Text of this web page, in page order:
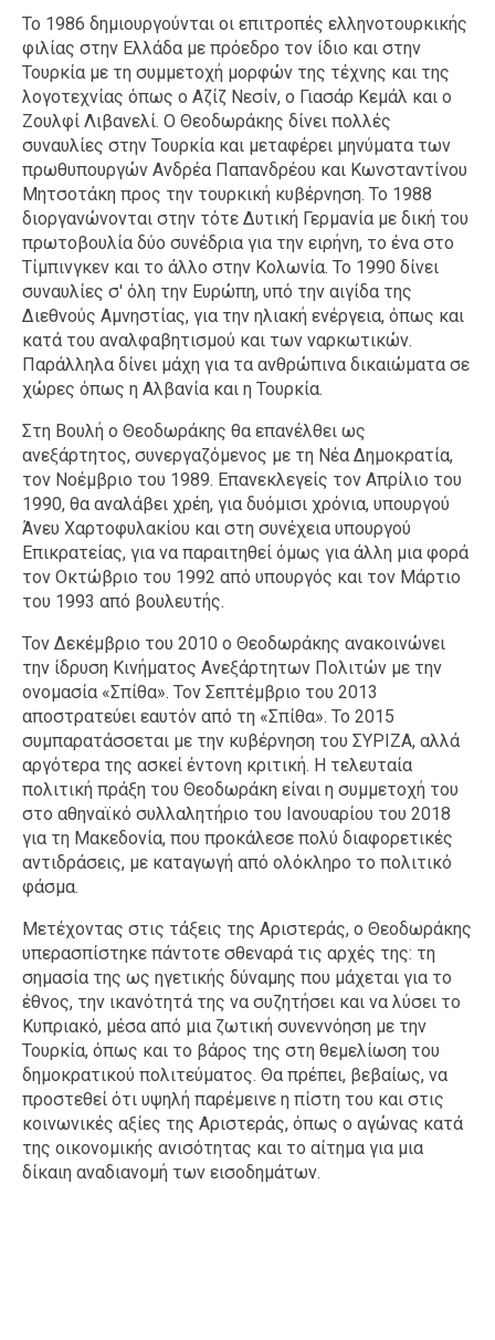
Το 1986 δημιουργούνται οι επιτροπές ελληνοτουρκικής
φιλίας στην Ελλάδα με πρόεδρο τον ίδιο και στην
Τουρκία με τη συμμετοχή μορφών της τέχνης και της
λογοτεχνίας όπως ο Αζίζ Νεσίν, ο Γιασάρ Κεμάλ και ο
Ζουλφί Λιβανελί. Ο Θεοδωράκης δίνει πολλές
συναυλίες στην Τουρκία και μεταφέρει μηνύματα των
πρωθυπουργών Ανδρέα Παπανδρέου και Κωνσταντίνου
Μητσοτάκη προς την τουρκική κυβέρνηση. Το 1988
διοργανώνονται στην τότε Δυτική Γερμανία με δική του
πρωτοβουλία δύο συνέδρια για την ειρήνη, το ένα στο
Τίμπινγκεν και το άλλο στην Κολωνία. Το 1990 δίνει
συναυλίες σ' όλη την Ευρώπη, υπό την αιγίδα της
Διεθνούς Αμνηστίας, για την ηλιακή ενέργεια, όπως και
κατά του αναλφαβητισμού και των ναρκωτικών.
Παράλληλα δίνει μάχη για τα ανθρώπινα δικαιώματα σε
χώρες όπως η Αλβανία και η Τουρκία.
Στη Βουλή ο Θεοδωράκης θα επανέλθει ως
ανεξάρτητος, συνεργαζόμενος με τη Νέα Δημοκρατία,
τον Νοέμβριο του 1989. Επανεκλεγείς τον Απρίλιο του
1990, θα αναλάβει χρέη, για δυόμισι χρόνια, υπουργού
Άνευ Χαρτοφυλακίου και στη συνέχεια υπουργού
Επικρατείας, για να παραιτηθεί όμως για άλλη μια φορά
τον Οκτώβριο του 1992 από υπουργός και τον Μάρτιο
του 1993 από βουλευτής.
Τον Δεκέμβριο του 2010 ο Θεοδωράκης ανακοινώνει
την ίδρυση Κινήματος Ανεξάρτητων Πολιτών με την
ονομασία «Σπίθα». Τον Σεπτέμβριο του 2013
αποστρατεύει εαυτόν από τη «Σπίθα». Το 2015
συμπαρατάσσεται με την κυβέρνηση του ΣΥΡΙΖΑ, αλλά
αργότερα της ασκεί έντονη κριτική. Η τελευταία
πολιτική πράξη του Θεοδωράκη είναι η συμμετοχή του
στο αθηναϊκό συλλαλητήριο του Ιανουαρίου του 2018
για τη Μακεδονία, που προκάλεσε πολύ διαφορετικές
αντιδράσεις, με καταγωγή από ολόκληρο το πολιτικό
φάσμα.
Μετέχοντας στις τάξεις της Αριστεράς, ο Θεοδωράκης
υπερασπίστηκε πάντοτε σθεναρά τις αρχές της: τη
σημασία της ως ηγετικής δύναμης που μάχεται για το
έθνος, την ικανότητά της να συζητήσει και να λύσει το
Κυπριακό, μέσα από μια ζωτική συνεννόηση με την
Τουρκία, όπως και το βάρος της στη θεμελίωση του
δημοκρατικού πολιτεύματος. Θα πρέπει, βεβαίως, να
προστεθεί ότι υψηλή παρέμεινε η πίστη του και στις
κοινωνικές αξίες της Αριστεράς, όπως ο αγώνας κατά
της οικονομικής ανισότητας και το αίτημα για μια
δίκαιη αναδιανομή των εισοδημάτων.